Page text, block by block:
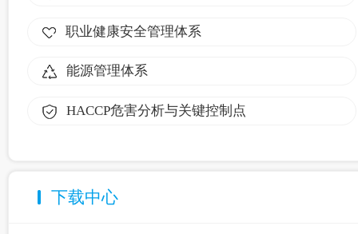
职业健康安全管理体系
能源管理体系
HACCP危害分析与关键控制点
下载中心